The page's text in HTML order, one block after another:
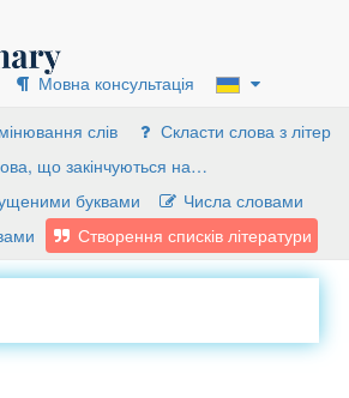
Мовна консультація
слів
Скласти слова з літер
що закінчуються на…
буквами
Числа словами
Створення списків літератури